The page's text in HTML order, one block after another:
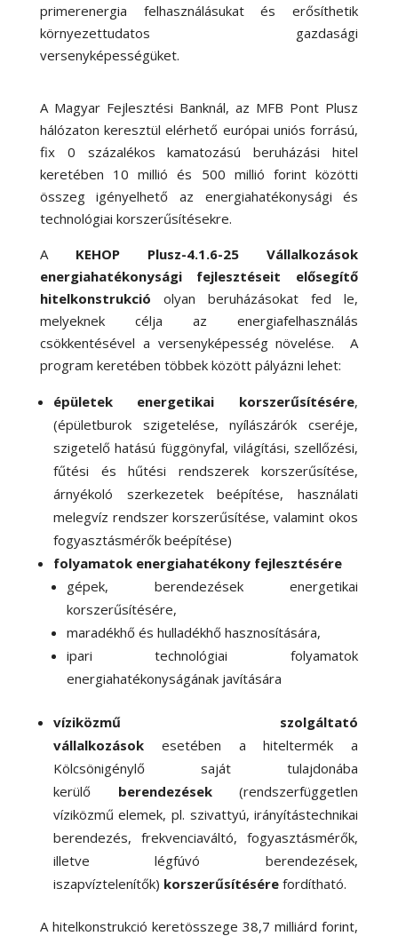
primerenergia felhasználásukat és erősíthetik
környezettudatos gazdasági
versenyképességüket.
A Magyar Fejlesztési Banknál, az MFB Pont Plusz
hálózaton keresztül elérhető európai uniós forrású,
fix 0 százalékos kamatozású beruházási hitel
keretében 10 millió és 500 millió forint közötti
összeg igényelhető az energiahatékonysági és
technológiai korszerűsítésekre.
A
KEHOP Plusz-4.1.6-25 Vállalkozások
energiahatékonysági fejlesztéseit elősegítő
hitelkonstrukció
olyan beruházásokat fed le,
melyeknek célja az energiafelhasználás
csökkentésével a versenyképesség növelése. A
program keretében többek között pályázni lehet:
épületek energetikai korszerűsítésére,
(épületburok szigetelése, nyílászárók cseréje,
szigetelő hatású függönyfal, világítási, szellőzési,
fűtési és hűtési rendszerek korszerűsítése,
árnyékoló szerkezetek beépítése, használati
melegvíz rendszer korszerűsítése, valamint okos
fogyasztásmérők beépítése)
folyamatok energiahatékony fejlesztésére
gépek, berendezések energetikai
korszerűsítésére,
maradékhő és hulladékhő hasznosítására,
ipari technológiai folyamatok
energiahatékonyságának javítására
víziközmű szolgáltató
vállalkozások
esetében a hiteltermék a
Kölcsönigénylő saját tulajdonába
kerülő
berendezések
(rendszerfüggetlen
víziközmű elemek, pl. szivattyú, irányítástechnikai
berendezés, frekvenciaváltó, fogyasztásmérők,
illetve légfúvó berendezések,
iszapvíztelenítők) korszerűsítésére fordítható.
A hitelkonstrukció keretösszege 38,7 milliárd forint,